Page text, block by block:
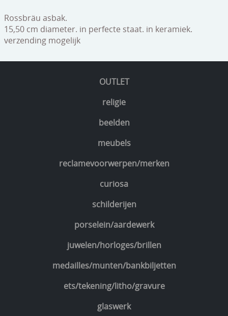
geschenkcheques
OUTLET
religie
beelden
meubels
reclamevoorwerpen/merken
curiosa
schilderijen
porselein/aardewerk
juwelen/horloges/brillen
medailles/munten/bankbiljetten
ets/tekening/litho/gravure
glaswerk
Rossbräu asbak.
15,50 cm diameter. in perfecte staat. in keramiek.
verzending mogelijk